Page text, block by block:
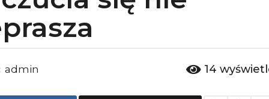
admin 14